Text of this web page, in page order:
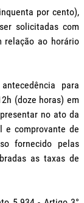
por cento),
solicitadas com
relação ao horário
para
(doze horas) em
no ato da
e comprovante de
fornecido pelas
as taxas de